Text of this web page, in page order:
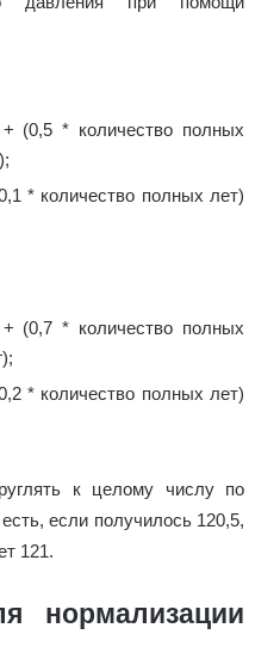
(0,5 * количество полных
* количество полных лет)
(0,7 * количество полных
* количество полных лет)
к целому числу по
если получилось 120,5,
121.
нормализации